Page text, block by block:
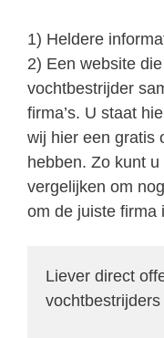
1) Heldere
2) Een website
vochtbestrijder
firma’s. U staat
wij hier een gratis
hebben. Zo kunt
vergelijken om
om de juiste firma
Liever direct